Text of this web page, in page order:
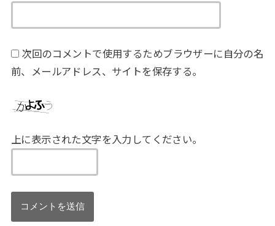
次回のコメントで使用するためブラウザーに自分の名
前、メールアドレス、サイトを保存する。
上に表示された文字を入力してください。